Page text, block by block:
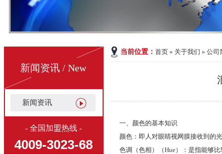
新闻资讯 / New
新闻资讯
- 全国加盟热线 -
4009-3023-68
当前位置：首页 » 关于我们 » 公司
一、颜色的基本知识
颜色：即人对眼睛视网膜接收到的
色调（色相）（Hue）：是指能够比